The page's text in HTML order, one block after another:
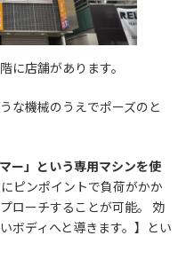
に店舗があります。
な機械のうえでポーズのと
マー」という専用マシンを使
ピンポイントで負荷がかか
ローチすることが可能。 効
ボディへと導きます。】とい